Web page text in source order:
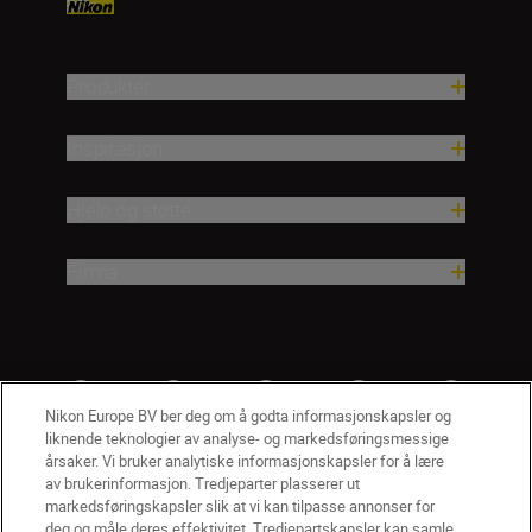
Nikon Europe BV ber deg om å godta informasjonskapsler og
liknende teknologier av analyse- og markedsføringsmessige
årsaker. Vi bruker analytiske informasjonskapsler for å lære
av brukerinformasjon. Tredjeparter plasserer ut
markedsføringskapsler slik at vi kan tilpasse annonser for